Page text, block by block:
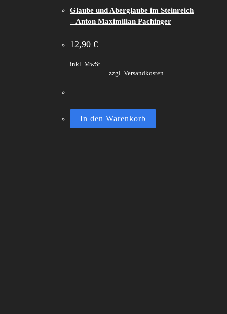
Glaube und Aberglaube im Steinreich
– Anton Maximilian Pachinger
12,90 €
inkl. MwSt.
zzgl. Versandkosten
In den Warenkorb